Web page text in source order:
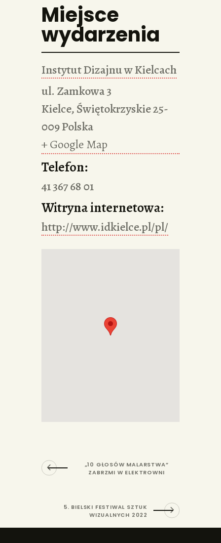
Miejsce
wydarzenia
Instytut Dizajnu w Kielcach
ul. Zamkowa 3
Kielce,Świętokrzyskie25-
009Polska
+ Google Map
Telefon:
41 367 68 01
Witryna internetowa:
http://www.idkielce.pl/pl/
„10 GŁOSÓW MALARSTWA”
ZABRZMI W ELEKTROWNI
5. BIELSKI FESTIWAL SZTUK
WIZUALNYCH 2022